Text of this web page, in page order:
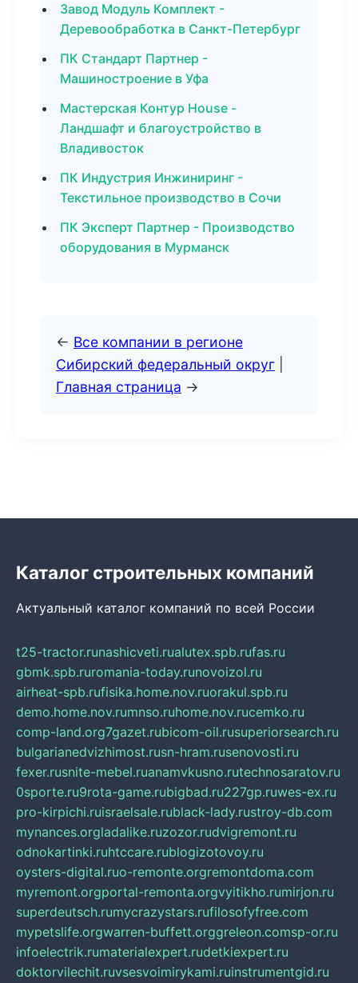
Завод Модуль Комплект -
Деревообработка в Санкт-Петербург
ПК Стандарт Партнер -
Машиностроение в Уфа
Мастерская Контур House -
Ландшафт и благоустройство в
Владивосток
ПК Индустрия Инжиниринг -
Текстильное производство в Сочи
ПК Эксперт Партнер - Производство
оборудования в Мурманск
← Все компании в регионе
Сибирский федеральный округ
Главная страница →
Каталог строительных компаний
Актуальный каталог компаний по всей России
t25-tractor.runashicveti.rualutex.spb.rufas.ru
gbmk.spb.ruromania-today.runovoizol.ru
airheat-spb.rufisika.home.nov.ruorakul.spb.ru
demo.home.nov.rumnso.ruhome.nov.rucemko.ru
comp-land.org7gazet.rubicom-oil.rusuperiorsearch.ru
bulgarianedvizhimost.rusn-hram.rusenovosti.ru
fexer.rusnite-mebel.ruanamvkusno.rutechnosaratov.ru
0sporte.ru9rota-game.rubigbad.ru227gp.ruwes-ex.ru
pro-kirpichi.ruisraelsale.rublack-lady.rustroy-db.com
mynances.orgladalike.ruzozor.rudvigremont.ru
odnokartinki.ruhtccare.rublogizotovoy.ru
oysters-digital.ruo-remonte.orgremontdoma.com
myremont.orgportal-remonta.orgvyitikho.rumirjon.ru
superdeutsch.rumycrazystars.rufilosofyfree.com
mypetslife.orgwarren-buffett.orggreleon.comsp-or.ru
infoelectrik.rumaterialexpert.rudetkiexpert.ru
doktorvilechit.ruvsesvoimirykami.ruinstrumentgid.ru